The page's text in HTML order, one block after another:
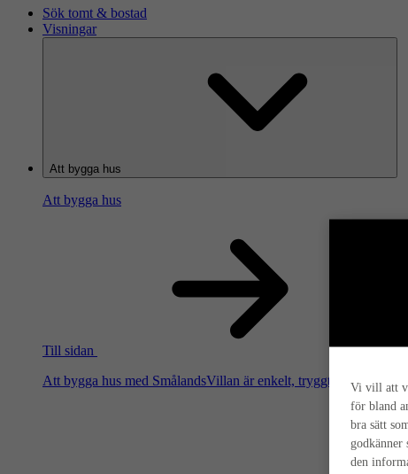
Vi vill att
för bland
bra sätt
godkänner
den
Sök tomt & bostad
Visningar
Att bygga hus
Att bygga hus
Till sidan
Att bygga hus med SmålandsVillan är enkelt, tryggt och smart.